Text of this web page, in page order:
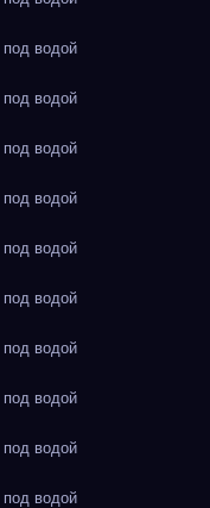
водой
водой
водой
водой
водой
водой
водой
водой
водой
водой